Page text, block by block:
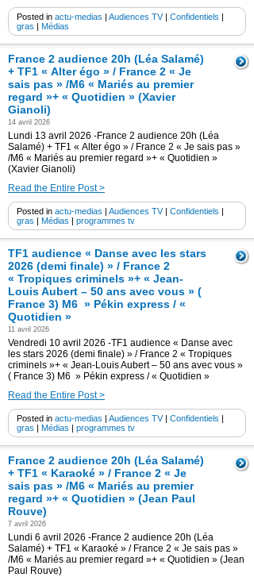
Posted in actu-medias | Audiences TV| Confidentiels |
gras | Médias
France 2 audience 20h (Léa Salamé)
+ TF1 « Alter égo » / France 2 « Je
sais pas » /M6 « Mariés au premier
regard »+ « Quotidien » (Xavier
Gianoli)
14 avril 2026
Lundi 13 avril 2026 -France 2 audience 20h (Léa
Salamé) + TF1 « Alter égo » / France 2 « Je sais pas »
/M6 « Mariés au premier regard »+ « Quotidien »
(Xavier Gianoli)
Read the Entire Post >
Posted in actu-medias | Audiences TV| Confidentiels |
gras | Médias | programmes tv
TF1 audience « Danse avec les stars
2026 (demi finale) » / France 2
« Tropiques criminels »+ « Jean-
Louis Aubert – 50 ans avec vous » (
France 3) M6 » Pékin express / «
Quotidien »
11 avril 2026
Vendredi 10 avril 2026 -TF1 audience « Danse avec
les stars 2026 (demi finale) » / France 2 « Tropiques
criminels »+ « Jean-Louis Aubert – 50 ans avec vous »
( France 3) M6 » Pékin express / « Quotidien »
Read the Entire Post >
Posted in actu-medias | Audiences TV| Confidentiels |
gras | Médias | programmes tv
France 2 audience 20h (Léa Salamé)
+ TF1 « Karaoké » / France 2 « Je
sais pas » /M6 « Mariés au premier
regard »+ « Quotidien » (Jean Paul
Rouve)
7 avril 2026
Lundi 6 avril 2026 -France 2 audience 20h (Léa
Salamé) + TF1 « Karaoké » / France 2 « Je sais pas »
/M6 « Mariés au premier regard »+ « Quotidien » (Jean
Paul Rouve)